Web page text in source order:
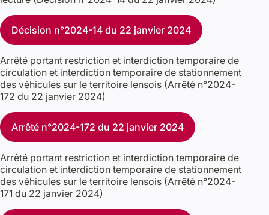
Décision n°2024-14 du 22 janvier 2024
Arrêté portant restriction et interdiction temporaire de
circulation et interdiction temporaire de stationnement
des véhicules sur le territoire lensois (Arrêté n°2024-
172 du 22 janvier 2024)
Arrêté n°2024-172 du 22 janvier 2024
Arrêté portant restriction et interdiction temporaire de
circulation et interdiction temporaire de stationnement
des véhicules sur le territoire lensois (Arrêté n°2024-
171 du 22 janvier 2024)